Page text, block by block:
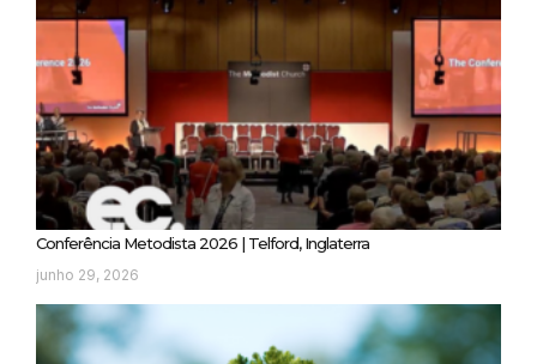
Conferência Metodista 2026 | Telford, Inglaterra
junho 29, 2026